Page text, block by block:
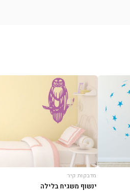
מדבקות קיר
ינשוף משגיח בלילה